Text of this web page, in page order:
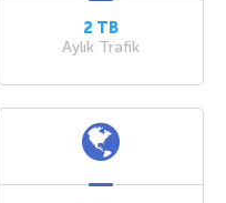
2 TB
Aylık Trafik